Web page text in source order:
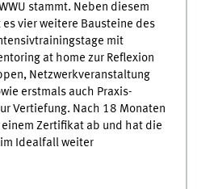
stammt. Neben diesem
vier weitere Bausteine des
mit
at home zur Reflexion
Netzwerkveranstaltung
erstmals auch Praxis-
Vertiefung. Nach 18 Monaten
Zertifikat ab und hat die
Idealfall weiter